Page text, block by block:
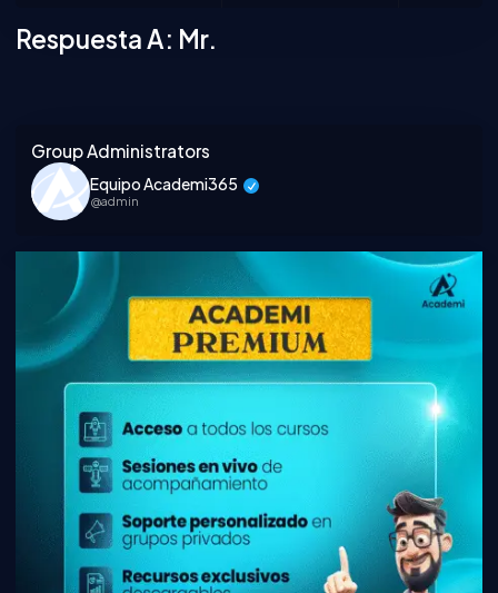
Respuesta A: Mr.
Asides
Group Administrators
Equipo Academi365
@admin